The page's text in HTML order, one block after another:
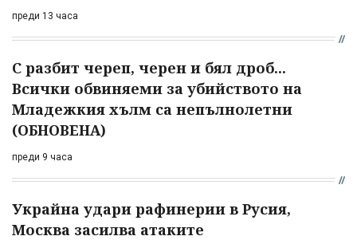
преди 13 часа
С разбит череп, черен и бял дроб...
Всички обвиняеми за убийството на
Младежкия хълм са непълнолетни
(ОБНОВЕНА)
преди 9 часа
Украйна удари рафинерии в Русия,
Москва засилва атаките